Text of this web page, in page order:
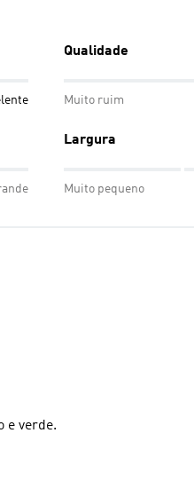
Qualidade
Muito ruim
Largura
Muito pequeno
e verde.